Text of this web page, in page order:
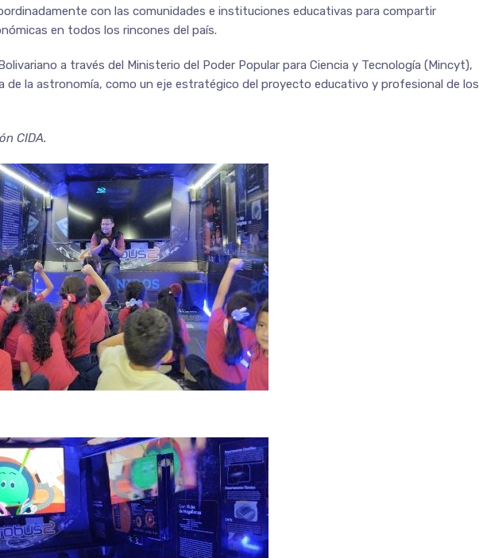
con las comunidades e instituciones educativas para compartir
en todos los rincones del país.
a través del Ministerio del Poder Popular para Ciencia y Tecnología (Mincyt),
de la astronomía, como un eje estratégico del proyecto educativo y profesional de los
CIDA.